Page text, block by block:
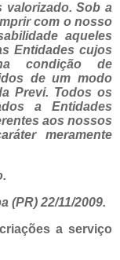
valorizado. Sob a
com o nosso
aqueles
Entidades cujos
condição de
de um modo
Previ. Todos os
a Entidades
aos nossos
meramente
(PR) 22/11/2009.
a serviço